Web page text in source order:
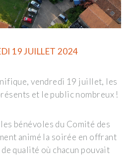
19 JUILLET 2024
vendredi 19 juillet, les
et le public nombreux !
bénévoles du Comité des
animé la soirée en offrant
qualité où chacun pouvait